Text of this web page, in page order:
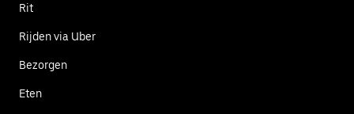
Rit
Rijden via Uber
Bezorgen
Eten